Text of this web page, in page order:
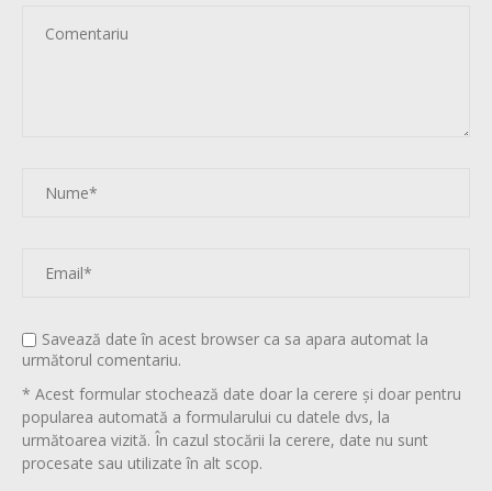
Savează date în acest browser ca sa apara automat la
următorul comentariu.
* Acest formular stochează date doar la cerere și doar pentru
popularea automată a formularului cu datele dvs, la
următoarea vizită. În cazul stocării la cerere, date nu sunt
procesate sau utilizate în alt scop.